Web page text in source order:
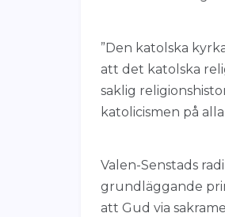
”Den katolska
att det katolska
saklig
katolicismen på
Valen-Senstads
grundläggande
att Gud via